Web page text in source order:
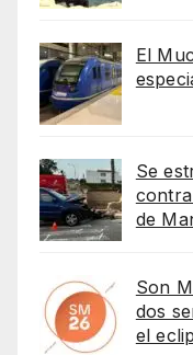
El
Se
de
Son
dos
el